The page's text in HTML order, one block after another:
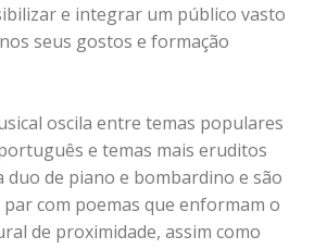
e integrar um público vasto
seus gostos e formação
oscila entre temas populares
e temas mais eruditos
de piano e bombardino e são
com poemas que enformam o
de proximidade, assim como